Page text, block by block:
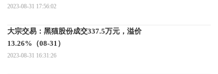
2023-08-31 17:56:02
大宗交易：黑猫股份成交337.5万元，溢价
13.26%（08-31）
2023-08-31 16:31:26